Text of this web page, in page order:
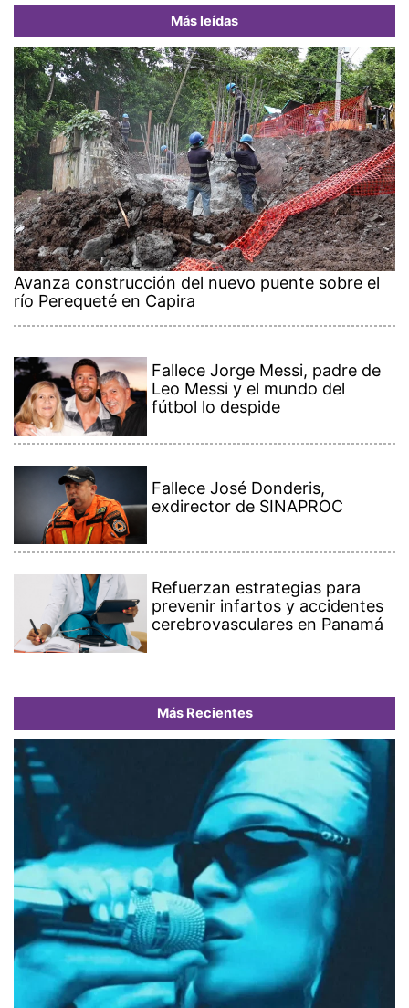
Más leídas
Avanza construcción del nuevo puente sobre el
río Perequeté en Capira
Fallece Jorge Messi, padre de
Leo Messi y el mundo del
fútbol lo despide
Fallece José Donderis,
exdirector de SINAPROC
Refuerzan estrategias para
prevenir infartos y accidentes
cerebrovasculares en Panamá
Más Recientes